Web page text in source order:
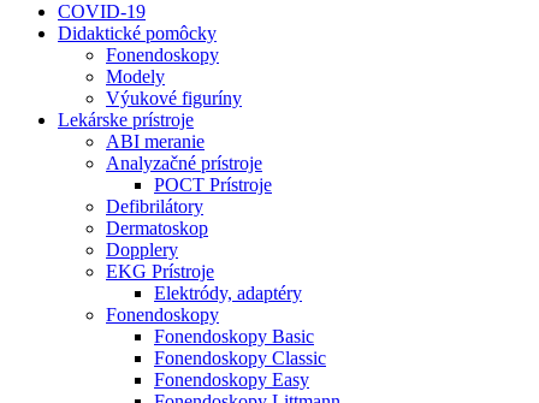
COVID-19
Didaktické pomôcky
Fonendoskopy
Modely
Výukové figuríny
Lekárske prístroje
ABI meranie
Analyzačné prístroje
POCT Prístroje
Defibrilátory
Dermatoskop
Dopplery
EKG Prístroje
Elektródy, adaptéry
Fonendoskopy
Fonendoskopy Basic
Fonendoskopy Classic
Fonendoskopy Easy